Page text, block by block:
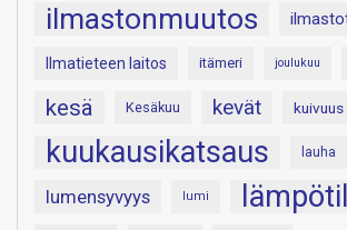
ilmastonmuutos
Ilmatieteen laitos itämeri joulukuu
kesä Kesäkuu kevät kuivuus
kuukausikatsaus lauha
lumensyvyys lumi